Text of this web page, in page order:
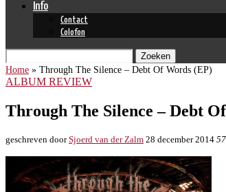
Info
Contact
Colofon
Zoeken
Home » Through The Silence – Debt Of Words (EP)
ALBUM REVIEW
Through The Silence – Debt
geschreven doorSjoerd van der Zalm 28 december 2014